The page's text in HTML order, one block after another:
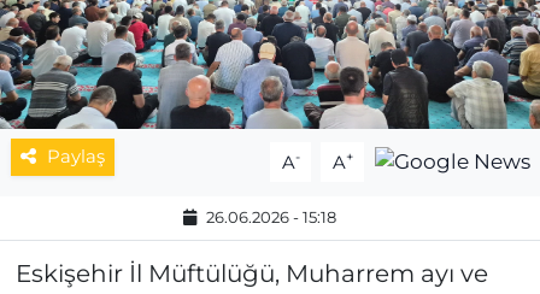
Paylaş A- A+
26.06.2026 - 15:18
Eskişehir İl Müftülüğü, Muharrem ayı ve